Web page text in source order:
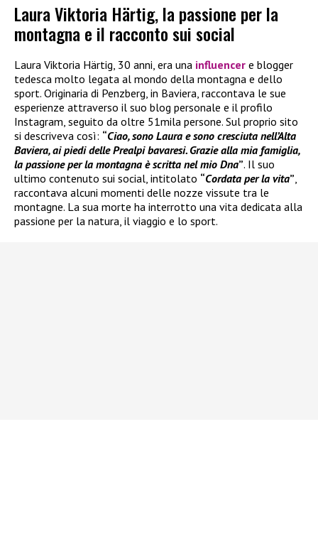
Laura Viktoria Härtig, la passione per la
montagna e il racconto sui social
Laura Viktoria Härtig, 30 anni, era una influencer e blogger
tedesca molto legata al mondo della montagna e dello
sport. Originaria di Penzberg, in Baviera, raccontava le sue
esperienze attraverso il suo blog personale e il profilo
Instagram, seguito da oltre 51mila persone. Sul proprio sito
si descriveva così: “Ciao, sono Laura e sono cresciuta nell’Alta
Baviera, ai piedi delle Prealpi bavaresi. Grazie alla mia famiglia,
la passione per la montagna è scritta nel mio Dna”. Il suo
ultimo contenuto sui social, intitolato “Cordata per la vita”,
raccontava alcuni momenti delle nozze vissute tra le
montagne. La sua morte ha interrotto una vita dedicata alla
passione per la natura, il viaggio e lo sport.